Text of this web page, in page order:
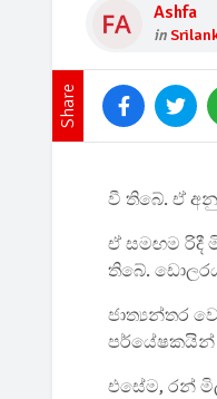
Ashfa
in
Share
වී තිබේ. ඒ
ඒ සමඟම රිදී
තිබේ.
ජාත්‍යන්තර
පර්යේෂකයින්
එසේම, රන්